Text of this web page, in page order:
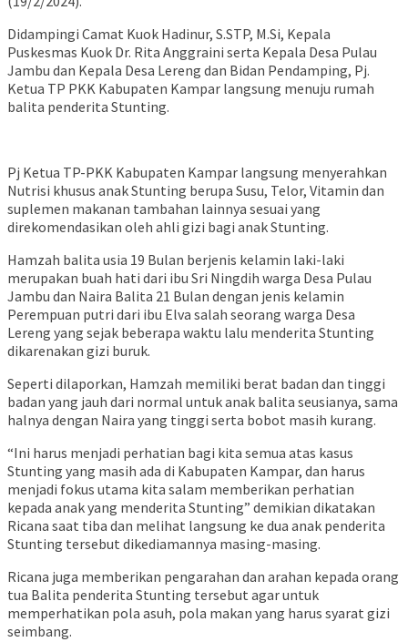
Didampingi Camat Kuok Hadinur, S.STP, M.Si, Kepala
Puskesmas Kuok Dr. Rita Anggraini serta Kepala Desa Pulau
Jambu dan Kepala Desa Lereng dan Bidan Pendamping, Pj.
Ketua TP PKK Kabupaten Kampar langsung menuju rumah
balita penderita Stunting.
Pj Ketua TP-PKK Kabupaten Kampar langsung menyerahkan
Nutrisi khusus anak Stunting berupa Susu, Telor, Vitamin dan
suplemen makanan tambahan lainnya sesuai yang
direkomendasikan oleh ahli gizi bagi anak Stunting.
Hamzah balita usia 19 Bulan berjenis kelamin laki-laki
merupakan buah hati dari ibu Sri Ningdih warga Desa Pulau
Jambu dan Naira Balita 21 Bulan dengan jenis kelamin
Perempuan putri dari ibu Elva salah seorang warga Desa
Lereng yang sejak beberapa waktu lalu menderita Stunting
dikarenakan gizi buruk.
Seperti dilaporkan, Hamzah memiliki berat badan dan tinggi
badan yang jauh dari normal untuk anak balita seusianya, sama
halnya dengan Naira yang tinggi serta bobot masih kurang.
“Ini harus menjadi perhatian bagi kita semua atas kasus
Stunting yang masih ada di Kabupaten Kampar, dan harus
menjadi fokus utama kita salam memberikan perhatian
kepada anak yang menderita Stunting” demikian dikatakan
Ricana saat tiba dan melihat langsung ke dua anak penderita
Stunting tersebut dikediamannya masing-masing.
Ricana juga memberikan pengarahan dan arahan kepada orang
tua Balita penderita Stunting tersebut agar untuk
memperhatikan pola asuh, pola makan yang harus syarat gizi
seimbang.